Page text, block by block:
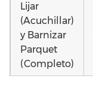
Lijar
(Acuchillar)
y Barnizar
Parquet
(Completo)